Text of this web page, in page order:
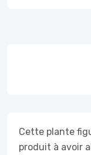
Cette plante
produit à avoir